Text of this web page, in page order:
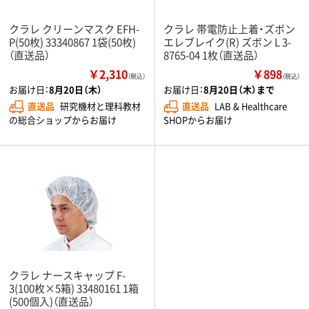
クラレ クリーンマスク EFH-
P(50枚) 33340867 1袋(50枚)
（直送品）
￥2,310（税込）
お届け日：8月20日（木）
直送品 研究機材と理科教材
の総合ショップからお届け
クラレ 帯電防止上着・ズボン
エレブレイク(R) ズボン L 3-
8765-04 1枚（直送品）
￥898（税込）
お届け日：8月20日（木）まで
直送品 LAB & Healthcare
SHOPからお届け
クラレ ナースキャップ F-
3(100枚×5箱) 33480161 1箱
(500個入)（直送品）